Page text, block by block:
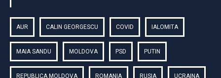
AUR CALIN GEORGESCU COVID IALOMITA
MAIA SANDU MOLDOVA PSD PUTIN
REPUBLICA MOLDOVA ROMANIA RUSIA UCRAINA